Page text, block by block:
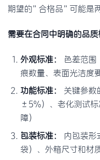
期望的”合格品”可能是两
需要在合同中明确的品质
外观标准：
色差范
痕数量、表面光洁度
功能标准：
关键参数
±5%）、老化测试
障）
包装标准：
内包装
袋）、外箱尺寸和材